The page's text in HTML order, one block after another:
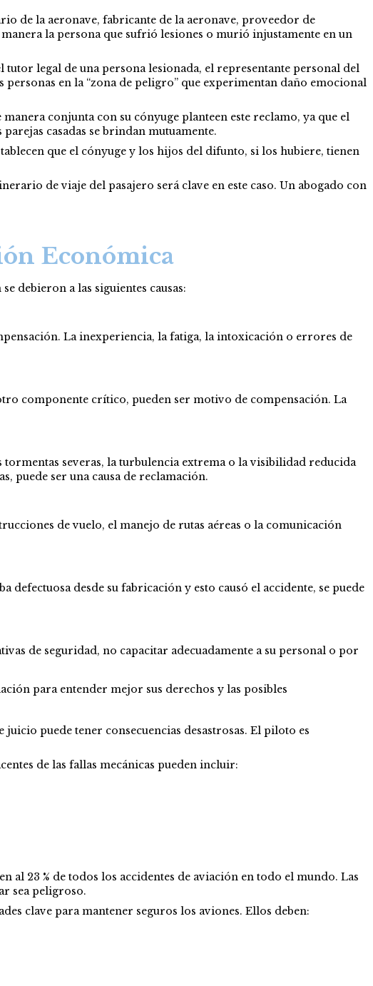
de la aeronave, fabricante de la aeronave, proveedor de
la persona que sufrió lesiones o murió injustamente en un
legal de una persona lesionada, el representante personal del
en la “zona de peligro” que experimentan daño emocional
conjunta con su cónyuge planteen este reclamo, ya que el
casadas se brindan mutuamente.
que el cónyuge y los hijos del difunto, si los hubiere, tienen
de viaje del pasajero será clave en este caso. Un abogado con
Económica
debieron a las siguientes causas:
La inexperiencia, la fatiga, la intoxicación o errores de
componente crítico, pueden ser motivo de compensación. La
severas, la turbulencia extrema o la visibilidad reducida
puede ser una causa de reclamación.
de vuelo, el manejo de rutas aéreas o la comunicación
desde su fabricación y esto causó el accidente, se puede
de seguridad, no capacitar adecuadamente a su personal o por
para entender mejor sus derechos y las posibles
puede tener consecuencias desastrosas. El piloto es
de las fallas mecánicas pueden incluir:
23 % de todos los accidentes de aviación en todo el mundo. Las
sea peligroso.
clave para mantener seguros los aviones. Ellos deben: